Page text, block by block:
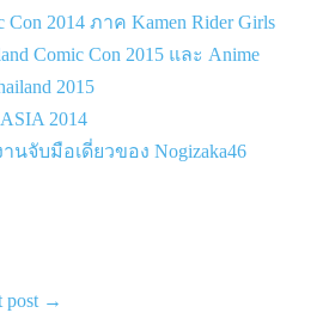
Con 2014 ภาค Kamen Rider Girls
Comic Con 2015 และ Anime
2015
2014
นจับมือเดี่ยวของ Nogizaka46
post →